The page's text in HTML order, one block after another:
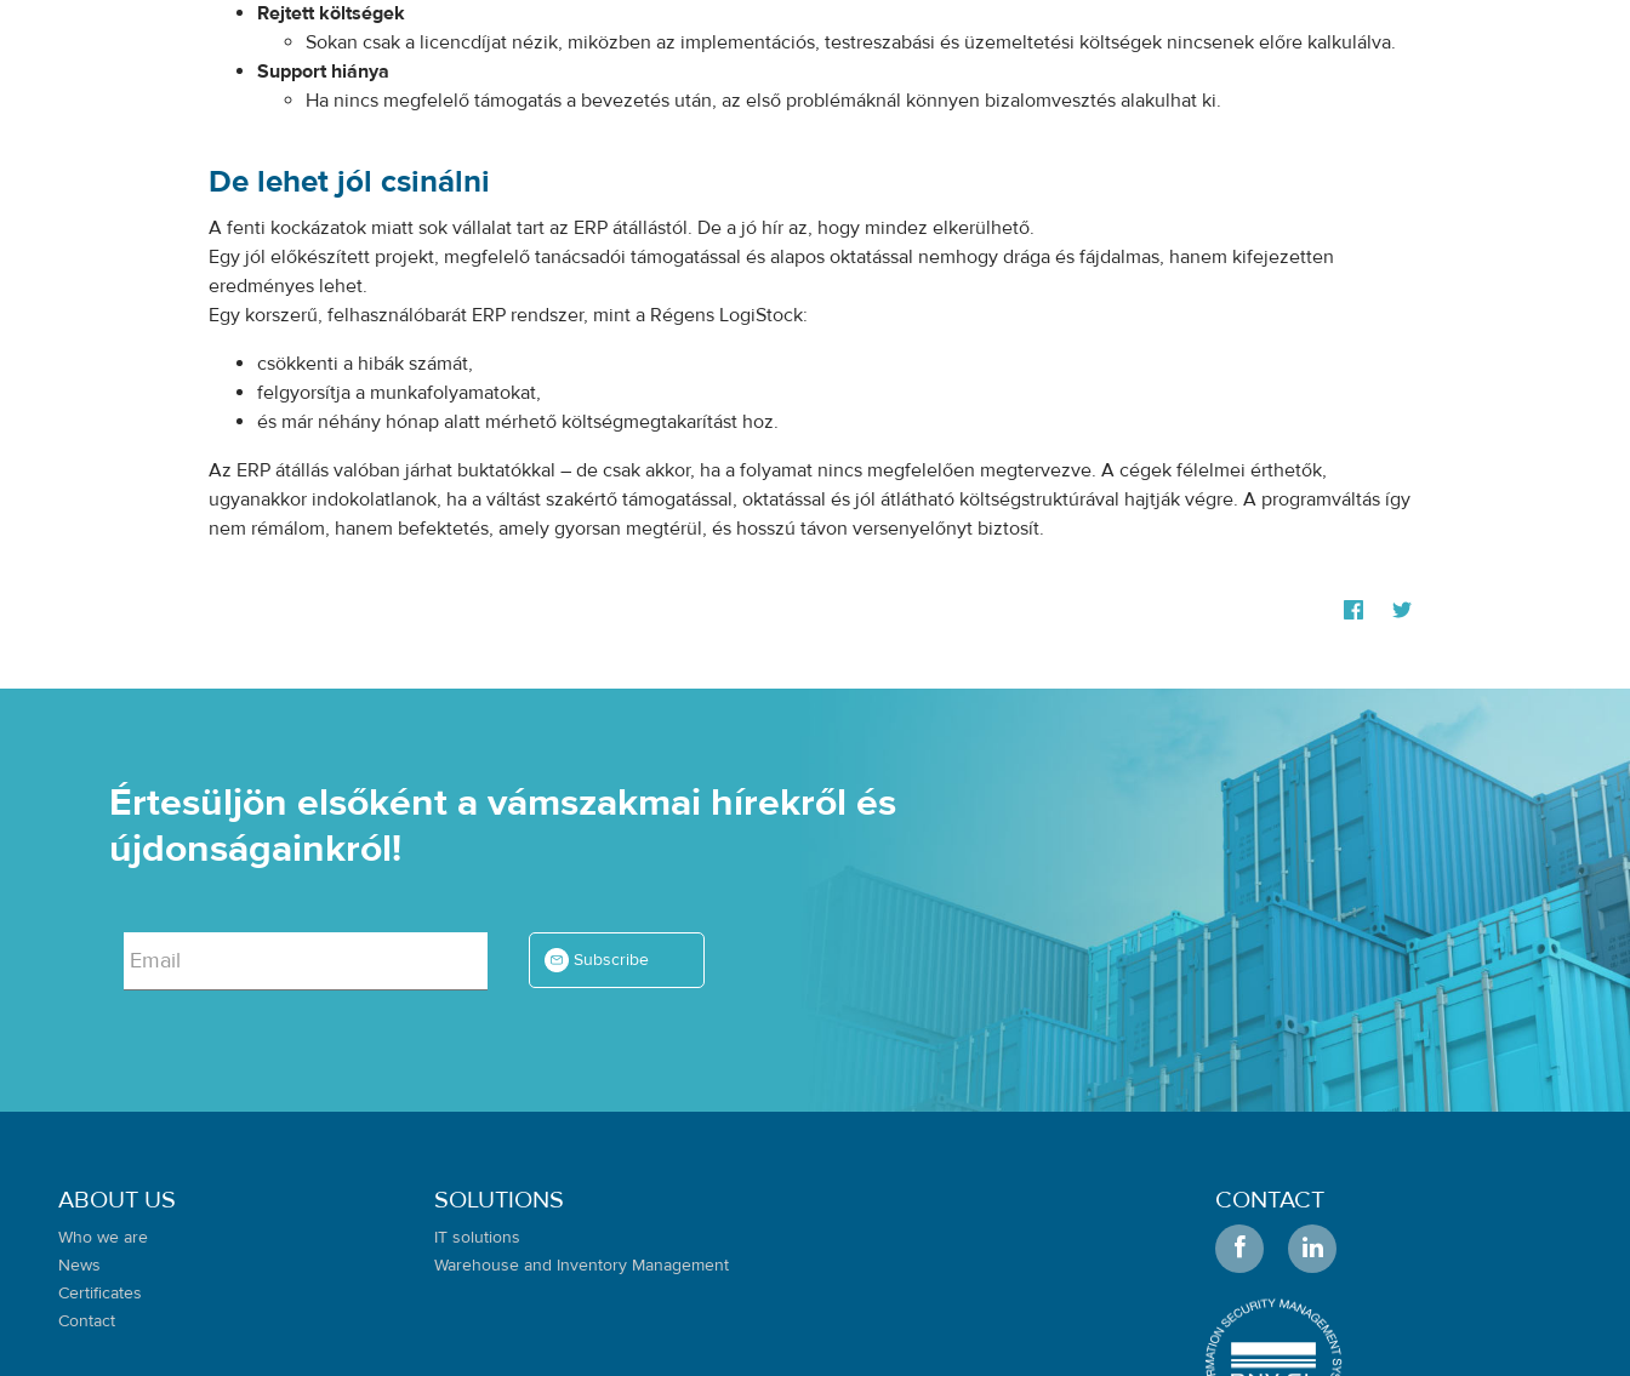
Rejtett költségek
Sokan csak a licencdíjat nézik, miközben az implementációs, testreszabási és üzemeltetési költségek nincsenek előre kalkulálva.
Support hiánya
Ha nincs megfelelő támogatás a bevezetés után, az első problémáknál könnyen bizalomvesztés alakulhat ki.
De lehet jól csinálni
A fenti kockázatok miatt sok vállalat tart az ERP átállástól. De a jó hír az, hogy mindez elkerülhető.
Egy jól előkészített projekt, megfelelő tanácsadói támogatással és alapos oktatással nemhogy drága és fájdalmas, hanem kifejezetten
eredményes lehet.
Egy korszerű, felhasználóbarát ERP rendszer, mint a Régens LogiStock:
csökkenti a hibák számát,
felgyorsítja a munkafolyamatokat,
és már néhány hónap alatt mérhető költségmegtakarítást hoz.
Az ERP átállás valóban járhat buktatókkal – de csak akkor, ha a folyamat nincs megfelelően megtervezve. A cégek félelmei érthetők,
ugyanakkor indokolatlanok, ha a váltást szakértő támogatással, oktatással és jól átlátható költségstruktúrával hajtják végre. A programváltás így
nem rémálom, hanem befektetés, amely gyorsan megtérül, és hosszú távon versenyelőnyt biztosít.
Értesüljön elsőként a vámszakmai hírekről és
újdonságainkról!
Email Subscribe
ABOUT US
Who we are
News
Certificates
Contact
SOLUTIONS
IT solutions
Warehouse and Inventory Management
CONTACT